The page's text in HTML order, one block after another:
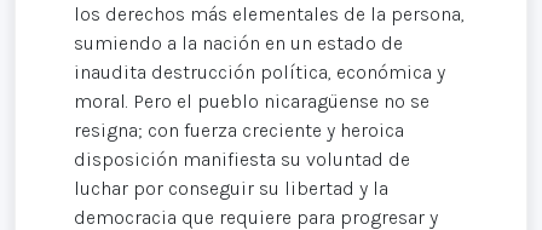
los derechos más elementales de la persona,
sumiendo a la nación en un estado de
inaudita destrucción política, económica y
moral. Pero el pueblo nicaragüense no se
resigna; con fuerza creciente y heroica
disposición manifiesta su voluntad de
luchar por conseguir su libertad y la
democracia que requiere para progresar y